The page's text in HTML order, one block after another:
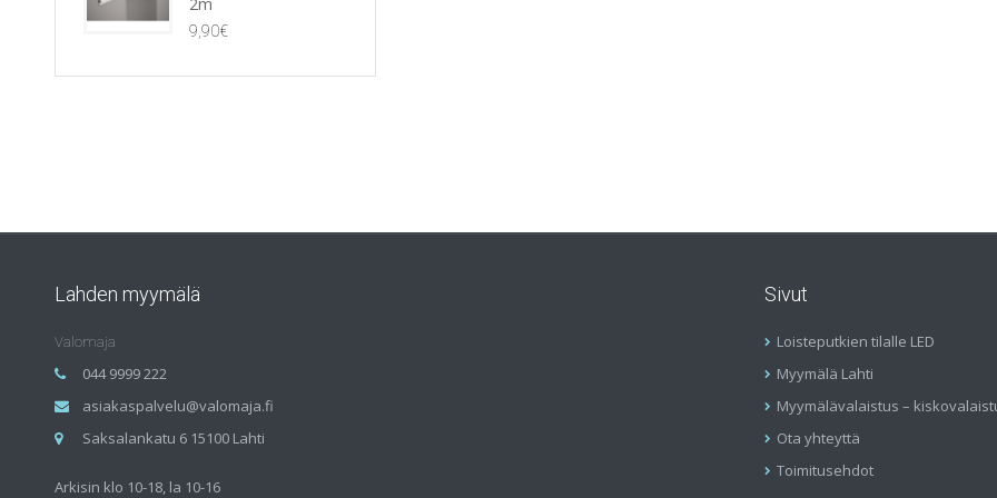
9,90€
Lahden myymälä
Valomaja
044 9999 222
asiakaspalvelu@valomaja.fi
Saksalankatu 6 15100 Lahti
Arkisin klo 10-18, la 10-16
Sivut
Loisteputkien tilalle LED
Myymälä Lahti
Myymälävalaistus –
Ota yhteyttä
Toimitusehdot